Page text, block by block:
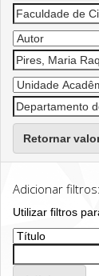
Retornar
Adicionar filtros:
Utilizar filtros